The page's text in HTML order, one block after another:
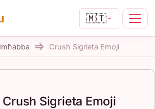
🇲🇹
Crush Sigrieta Emoji
Crush Sigrieta Emoji